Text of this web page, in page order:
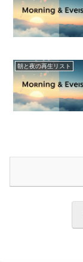
朝と夜の再生リスト